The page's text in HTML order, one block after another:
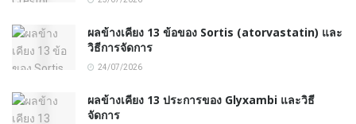
ผลข้างเคียง 13 ข้อของ Sortis (atorvastatin) และ
วิธีการจัดการ
24/07/2026
ผลข้างเคียง 13 ประการของ Glyxambi และวิธี
จัดการ